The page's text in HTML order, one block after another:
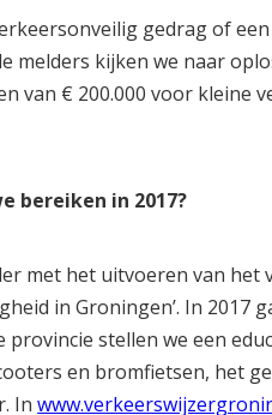
gedrag of
melders kijken we naar
van € 200.000 voor kleine
bereiken in 2017?
met het uitvoeren van
in Groningen’. In
provincie stellen we een
en bromfietsen, het
In